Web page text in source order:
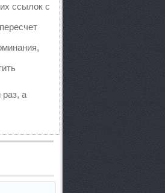
ссылок с
раз, а